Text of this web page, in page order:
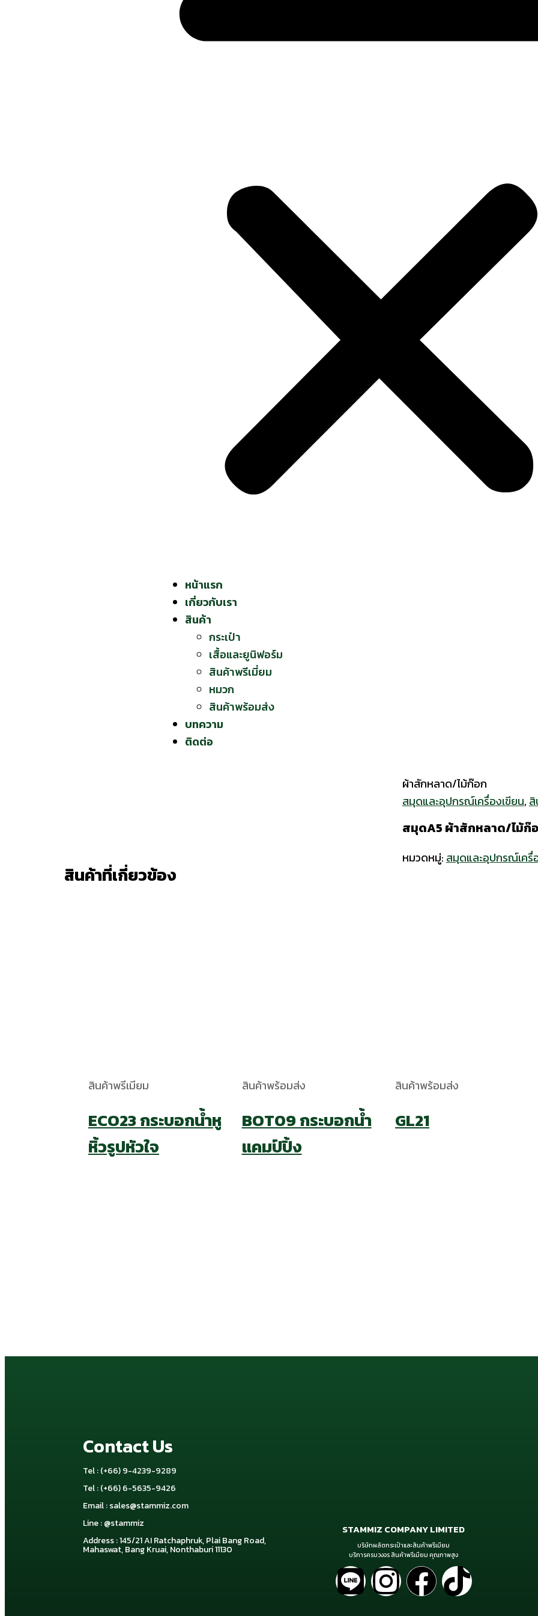
หน้าแรก
เกี่ยวกับเรา
สินค้า
กระเป๋า
เสื้อและยูนิฟอร์ม
สินค้าพรีเมี่ยม
หมวก
สินค้าพร้อมส่ง
บทความ
ติดต่อ
ผ้าสักหลาด/ไม้ก๊อก
สมุดและอุปกรณ์เครื่องเขียน,
สมุดA5 ผ้าสักหลาด/ไม้ก๊
หมวดหมู่: สมุดและอุปกรณ์เครื่
สินค้าที่เกี่ยวข้อง
สินค้าพรีเมียม
ECO23 กระบอกน้ำหู
หิ้วรูปหัวใจ
สินค้าพร้อมส่ง
BOT09 กระบอกน้ำ
แคมป์ปิ้ง
สินค้าพร้อมส่ง
GL21
Contact Us
Tel : (+66) 9-4239-9289
Tel : (+66) 6-5635-9426
Email :sales@stammiz.com
Line : @stammiz
Address : 145/21 AI Ratchaphruk, Plai Bang Road,
Mahaswat, Bang Kruai, Nonthaburi 11130
STAMMIZ COMPANY LIMITED
บริษัทผลิตกระเป๋าและสินค้าพรีเมียม
บริการครบวงจร สินค้าพรีเมียม คุณภาพสูง
L I F T